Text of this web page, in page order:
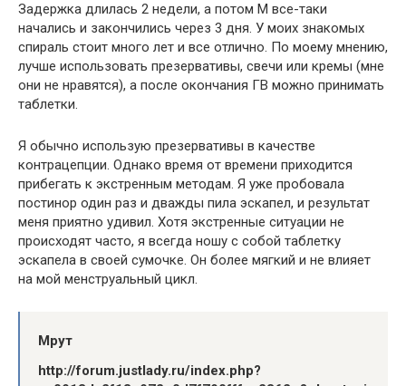
Задержка длилась 2 недели, а потом М все-таки
начались и закончились через 3 дня. У моих знакомых
спираль стоит много лет и все отлично. По моему мнению,
лучше использовать презервативы, свечи или кремы (мне
они не нравятся), а после окончания ГВ можно принимать
таблетки.
Я обычно использую презервативы в качестве
контрацепции. Однако время от времени приходится
прибегать к экстренным методам. Я уже пробовала
постинор один раз и дважды пила эскапел, и результат
меня приятно удивил. Хотя экстренные ситуации не
происходят часто, я всегда ношу с собой таблетку
эскапела в своей сумочке. Он более мягкий и не влияет
на мой менструальный цикл.
Мрут
http://forum.justlady.ru/index.php?